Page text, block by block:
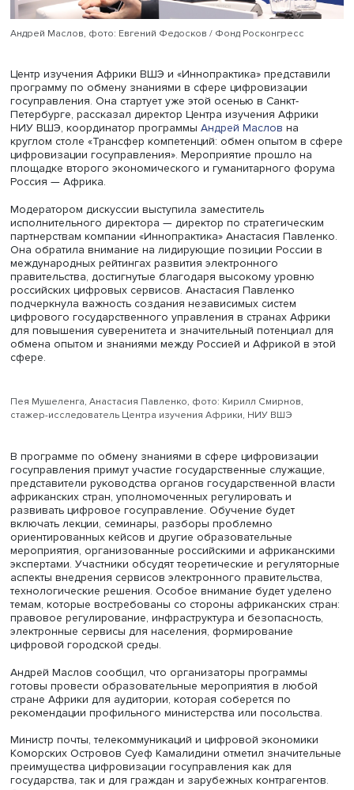
Андрей Маслов, фото: Евгений Федосков / Фонд Росконгресс
Центр изучения Африки ВШЭ и «Иннопрактика»
программу по обмену знаниями в сфере цифровизации
госуправления. Она стартует уже этой осенью в Санкт-
Петербурге, рассказал директор Центра изучения
НИУ ВШЭ, координатор программыАндрей Маслов
круглом столе «Трансфер компетенций: обмен опытом
цифровизации госуправления». Мероприятие прошло
площадке второго экономического и гуманитарного
Россия — Африка.
партнерствам компании «Иннопрактика» Анастасия
Она обратила внимание на лидирующие позиции
российских цифровых сервисов. Анастасия Павленко
подчеркнула важность создания независимых систем
цифрового государственного управления в странах
для повышения суверенитета и значительный
обмена опытом и знаниями между Россией и Африкой
сфере.
Пея Мушеленга, Анастасия Павленко, фото: Кирилл Смирнов,
стажер-исследователь Центра изучения Африки, НИУ ВШЭ
В программе по обмену знаниями в сфере
госуправления примут участие государственные
представители руководства органов государственной
африканских стран, уполномоченных регулировать и
развивать цифровое госуправление. Обучение будет
ориентированных кейсов и другие образовательные
мероприятия, организованные российскими и
экспертами. Участники обсудят теоретические и